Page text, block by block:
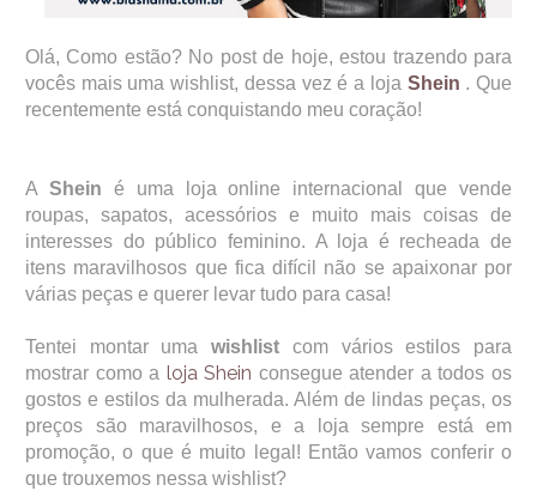
Olá, Como estão? No post de hoje, estou trazendo para
vocês mais uma wishlist, dessa vez é a loja Shein . Que
recentemente está conquistando meu coração!
A Shein é uma loja online internacional que vende
roupas, sapatos, acessórios e muito mais coisas de
interesses do público feminino. A loja é recheada de
itens maravilhosos que fica difícil não se apaixonar por
várias peças e querer levar tudo para casa!
Tentei montar umawishlist com vários estilos para
mostrar como a loja Shein consegue atender a todos os
gostos e estilos da mulherada. Além de lindas peças, os
preços são maravilhosos, e a loja sempre está em
promoção, o que é muito legal! Então vamos conferir o
que trouxemos nessa wishlist?